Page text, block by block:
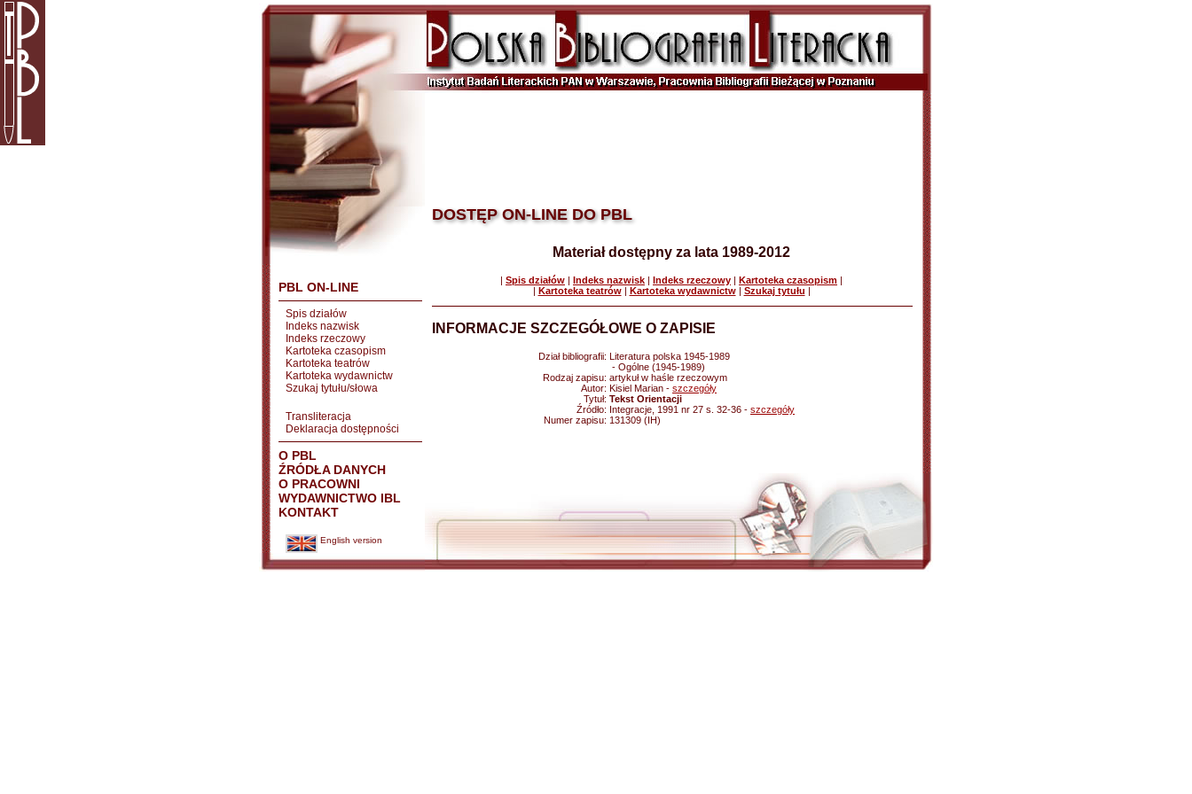
PBL ON-LINE
Spis działów
Indeks nazwisk
Indeks rzeczowy
Kartoteka czasopism
Kartoteka teatrów
Kartoteka wydawnictw
Szukaj tytułu/słowa
Transliteracja
Deklaracja dostępności
O PBL
ŹRÓDŁA DANYCH
O PRACOWNI
WYDAWNICTWO IBL
KONTAKT
English version
DOSTĘP ON-LINE DO PBL
Materiał dostępny za lata 1989-2012
| Spis działów | Indeks nazwisk | Indeks rzeczowy | Kartoteka czasopism |
| Kartoteka teatrów| Kartoteka wydawnictw| Szukaj tytułu |
INFORMACJE SZCZEGÓŁOWE O ZAPISIE
Dział bibliografii: Literatura polska 1945-1989
- Ogólne (1945-1989)
Rodzaj zapisu: artykuł w haśle rzeczowym
Autor: Kisiel Marian - szczegóły
Tytuł: Tekst Orientacji
Źródło: Integracje, 1991 nr 27 s. 32-36 - szczegóły
Numer zapisu: 131309 (IH)